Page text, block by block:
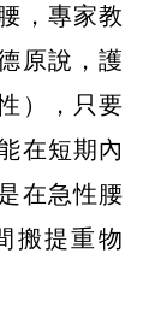
，專家教
原說，護
），只要
在短期內
在急性腰
搬提重物